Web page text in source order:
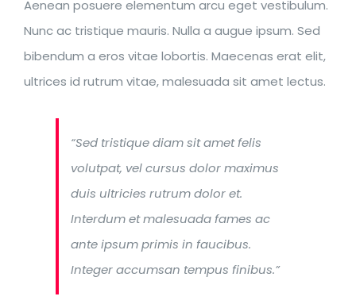
Aenean posuere elementum arcu eget vestibulum.
Nunc ac tristique mauris. Nulla a augue ipsum. Sed
bibendum a eros vitae lobortis. Maecenas erat elit,
ultrices id rutrum vitae, malesuada sit amet lectus.
“Sed tristique diam sit amet felis
volutpat, vel cursus dolor maximus
duis ultricies rutrum dolor et.
Interdum et malesuada fames ac
ante ipsum primis in faucibus.
Integer accumsan tempus finibus.”